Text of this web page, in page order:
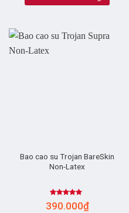
Bao cao su Trojan BareSkin
Non-Latex
Rated5.00
out of 5
390.000₫